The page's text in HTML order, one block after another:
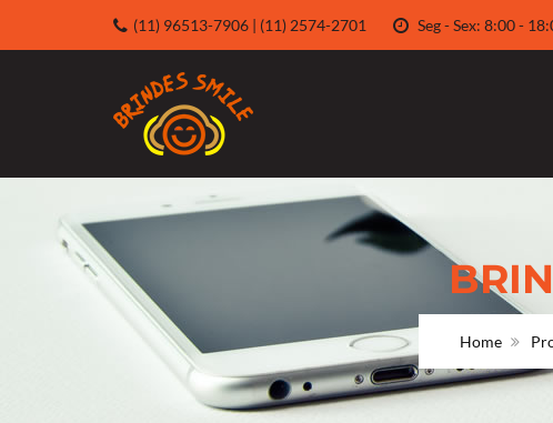
(11) 96513-7906 | (11) 2574-2701 Seg - Sex: 8:00 -
Home